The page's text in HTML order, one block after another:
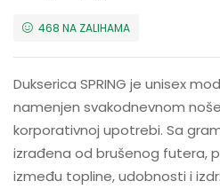
468 NA ZALIHAMA
Dukserica SPRING je unisex
namenjen svakodnevnom
korporativnoj upotrebi. Sa
izrađena od brušenog futera,
između topline, udobnosti i